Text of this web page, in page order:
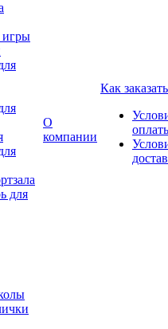
игры
для
О
компании
Как